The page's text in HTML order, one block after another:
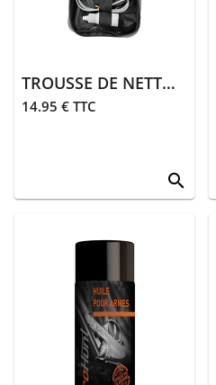
TROUSSE DE NETTOYAGE POUR CARABINE | KAKI
14.95 € TTC
search